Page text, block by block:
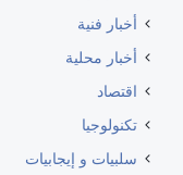
أخبار فنية
أخبار محلية
اقتصاد
تكنولوجيا
سلبيات و إيجابيات